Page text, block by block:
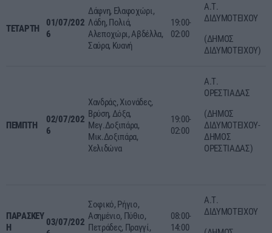
ΤΕΤΑΡΤΗ
01/07/202
6
Δάφνη, Ελαφοχώρι,
Λάδη, Πολιά,
Αλεποχώρι, Αβδέλλα,
Σαύρα, Κυανή
19:00-
02:00
Α.Τ.
ΔΙΔΥΜΟΤΕΙΧΟΥ
(ΔΗΜΟΣ
ΔΙΔΥΜΟΤΕΙΧΟΥ)
ΠΕΜΠΤΗ
02/07/202
6
Χανδράς, Χιονάδες,
Βρύση, Δόξα,
Μεγ.Δοξιπάρα,
Μικ.Δοξιπάρα,
Χελιδώνα
19:00-
02:00
Α.Τ.
ΟΡΕΣΤΙΑΔΑΣ
(ΔΗΜΟΣ
ΔΙΔΥΜΟΤΕΙΧΟΥ-
ΔΗΜΟΣ
ΟΡΕΣΤΙΑΔΑΣ)
ΠΑΡΑΣΚΕΥ
Η
03/07/202
Σοφικό, Ρήγιο,
Ασημένιο, Πύθιο,
Πετράδες, Πραγγί,
08:00-
14:00
Α.Τ.
ΔΙΔΥΜΟΤΕΙΧΟΥ